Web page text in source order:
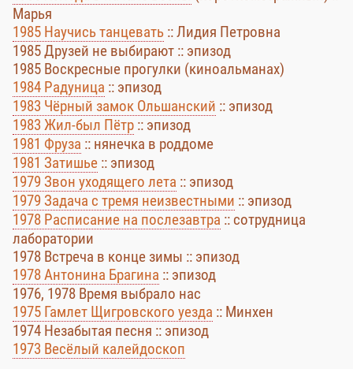
Марья
1985 Научись танцевать :: Лидия Петровна
1985 Друзей не выбирают :: эпизод
1985 Воскресные прогулки (киноальманах)
1984 Радуница :: эпизод
1983 Чёрный замок Ольшанский :: эпизод
1983 Жил-был Пётр :: эпизод
1981 Фруза :: нянечка в роддоме
1981 Затишье :: эпизод
1979 Звон уходящего лета :: эпизод
1979 Задача с тремя неизвестными :: эпизод
1978 Расписание на послезавтра :: сотрудница
лаборатории
1978 Встреча в конце зимы :: эпизод
1978 Антонина Брагина :: эпизод
1976, 1978 Время выбрало нас
1975 Гамлет Щигровского уезда :: Минхен
1974 Незабытая песня :: эпизод
1973 Весёлый калейдоскоп